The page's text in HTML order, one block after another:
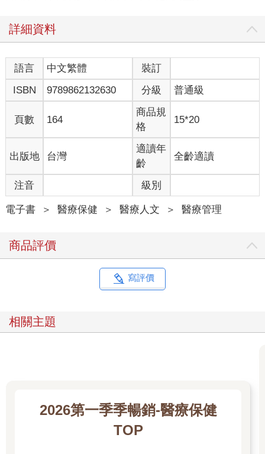
詳細資料
語言 中文繁體
裝訂
ISBN
9789862132630 分級 普通級
頁數 164
商品規
格
15*20
出版地 台灣
適讀年
齡
全齡適讀
注音 級別
電子書 ＞ 醫療保健 ＞ 醫療人文 ＞ 醫療管理
商品評價
寫評價
相關主題
2026第一季季暢銷-醫療保健
TOP